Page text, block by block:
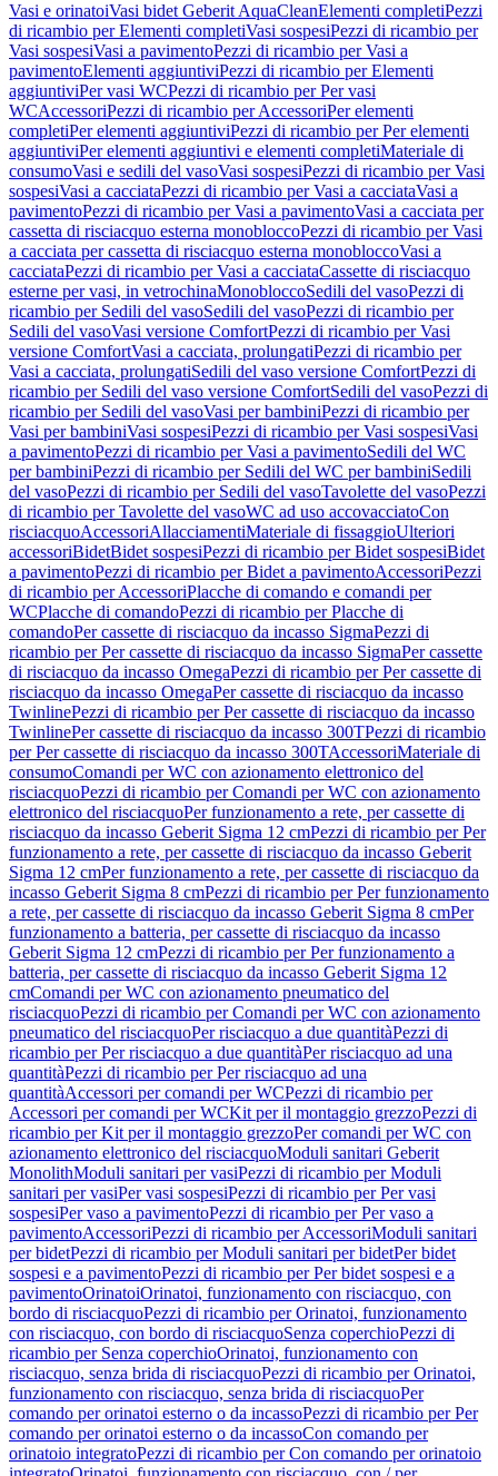
Vasi e orinatoiVasi bidet Geberit AquaCleanElementi completiPezzi
di ricambio per Elementi completiVasi sospesiPezzi di ricambio per
Vasi sospesiVasi a pavimentoPezzi di ricambio per Vasi a
pavimentoElementi aggiuntiviPezzi di ricambio per Elementi
aggiuntiviPer vasi WCPezzi di ricambio per Per vasi
WCAccessoriPezzi di ricambio per AccessoriPer elementi
completiPer elementi aggiuntiviPezzi di ricambio per Per elementi
aggiuntiviPer elementi aggiuntivi e elementi completiMateriale di
consumoVasi e sedili del vasoVasi sospesiPezzi di ricambio per Vasi
sospesiVasi a cacciataPezzi di ricambio per Vasi a cacciataVasi a
pavimentoPezzi di ricambio per Vasi a pavimentoVasi a cacciata per
cassetta di risciacquo esterna monobloccoPezzi di ricambio per Vasi
a cacciata per cassetta di risciacquo esterna monobloccoVasi a
cacciataPezzi di ricambio per Vasi a cacciataCassette di risciacquo
esterne per vasi, in vetrochinaMonobloccoSedili del vasoPezzi di
ricambio per Sedili del vasoSedili del vasoPezzi di ricambio per
Sedili del vasoVasi versione ComfortPezzi di ricambio per Vasi
versione ComfortVasi a cacciata, prolungatiPezzi di ricambio per
Vasi a cacciata, prolungatiSedili del vaso versione ComfortPezzi di
ricambio per Sedili del vaso versione ComfortSedili del vasoPezzi di
ricambio per Sedili del vasoVasi per bambiniPezzi di ricambio per
Vasi per bambiniVasi sospesiPezzi di ricambio per Vasi sospesiVasi
a pavimentoPezzi di ricambio per Vasi a pavimentoSedili del WC
per bambiniPezzi di ricambio per Sedili del WC per bambiniSedili
del vasoPezzi di ricambio per Sedili del vasoTavolette del vasoPezzi
di ricambio per Tavolette del vasoWC ad uso accovacciatoCon
risciacquoAccessoriAllacciamentiMateriale di fissaggioUlteriori
accessoriBidetBidet sospesiPezzi di ricambio per Bidet sospesiBidet
a pavimentoPezzi di ricambio per Bidet a pavimentoAccessoriPezzi
di ricambio per AccessoriPlacche di comando e comandi per
WCPlacche di comandoPezzi di ricambio per Placche di
comandoPer cassette di risciacquo da incasso SigmaPezzi di
ricambio per Per cassette di risciacquo da incasso SigmaPer cassette
di risciacquo da incasso OmegaPezzi di ricambio per Per cassette di
risciacquo da incasso OmegaPer cassette di risciacquo da incasso
TwinlinePezzi di ricambio per Per cassette di risciacquo da incasso
TwinlinePer cassette di risciacquo da incasso 300TPezzi di ricambio
per Per cassette di risciacquo da incasso 300TAccessoriMateriale di
consumoComandi per WC con azionamento elettronico del
risciacquoPezzi di ricambio per Comandi per WC con azionamento
elettronico del risciacquoPer funzionamento a rete, per cassette di
risciacquo da incasso Geberit Sigma 12 cmPezzi di ricambio per Per
funzionamento a rete, per cassette di risciacquo da incasso Geberit
Sigma 12 cmPer funzionamento a rete, per cassette di risciacquo da
incasso Geberit Sigma 8 cmPezzi di ricambio per Per funzionamento
a rete, per cassette di risciacquo da incasso Geberit Sigma 8 cmPer
funzionamento a batteria, per cassette di risciacquo da incasso
Geberit Sigma 12 cmPezzi di ricambio per Per funzionamento a
batteria, per cassette di risciacquo da incasso Geberit Sigma 12
cmComandi per WC con azionamento pneumatico del
risciacquoPezzi di ricambio per Comandi per WC con azionamento
pneumatico del risciacquoPer risciacquo a due quantitàPezzi di
ricambio per Per risciacquo a due quantitàPer risciacquo ad una
quantitàPezzi di ricambio per Per risciacquo ad una
quantitàAccessori per comandi per WCPezzi di ricambio per
Accessori per comandi per WCKit per il montaggio grezzoPezzi di
ricambio per Kit per il montaggio grezzoPer comandi per WC con
azionamento elettronico del risciacquoModuli sanitari Geberit
MonolithModuli sanitari per vasiPezzi di ricambio per Moduli
sanitari per vasiPer vasi sospesiPezzi di ricambio per Per vasi
sospesiPer vaso a pavimentoPezzi di ricambio per Per vaso a
pavimentoAccessoriPezzi di ricambio per AccessoriModuli sanitari
per bidetPezzi di ricambio per Moduli sanitari per bidetPer bidet
sospesi e a pavimentoPezzi di ricambio per Per bidet sospesi e a
pavimentoOrinatoiOrinatoi, funzionamento con risciacquo, con
bordo di risciacquoPezzi di ricambio per Orinatoi, funzionamento
con risciacquo, con bordo di risciacquoSenza coperchioPezzi di
ricambio per Senza coperchioOrinatoi, funzionamento con
risciacquo, senza brida di risciacquoPezzi di ricambio per Orinatoi,
funzionamento con risciacquo, senza brida di risciacquoPer
comando per orinatoi esterno o da incassoPezzi di ricambio per Per
comando per orinatoi esterno o da incassoCon comando per
orinatoio integratoPezzi di ricambio per Con comando per orinatoio